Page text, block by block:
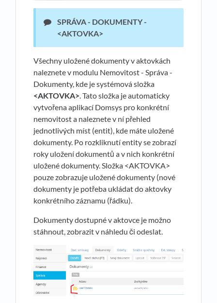
SPRÁVA - DOKUMENTY -
<AKTOVKA>
Všechny uložené dokumenty v aktovkách
naleznete v modulu Nemovitost - Správa -
Dokumenty, kde je systémová složka
<AKTOVKA>. Tato složka je automaticky
vytvořena aplikací Domsys pro konkrétní
nemovitost a naleznete v ní přehled
jednotlivých míst (entit), kde máte uložené
dokumenty. Po rozkliknutí entity se zobrazí
roky uložení dokumentů a v nich konkrétní
uložené dokumenty. Složka <AKTOVKA>
pouze zobrazuje uložené dokumenty (nové
dokumenty je potřeba ukládat do aktovky
konkrétního záznamu (řádku).
Dokumenty dostupné v aktovce je možno
stáhnout, zobrazit v náhledu či odeslat.